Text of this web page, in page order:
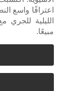
اعترافًا واسع
الليلية
مبيعًا.